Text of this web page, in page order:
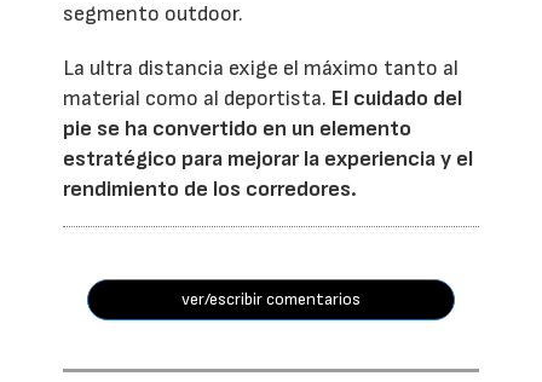
segmento outdoor.
La ultra distancia exige el máximo tanto al
material como al deportista. El cuidado del
pie se ha convertido en un elemento
estratégico para mejorar la experiencia y el
rendimiento de los corredores.
ver/escribir comentarios